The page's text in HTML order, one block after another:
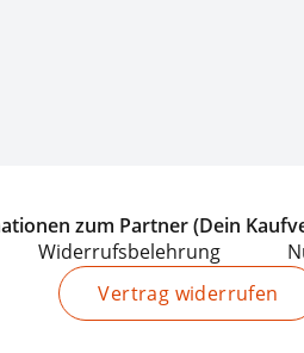
zum Partner (Dein
Widerrufsbelehrung
Vertrag widerrufen